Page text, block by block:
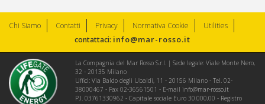
Chi Siamo Contatti Privacy Normativa Cookie
Utilities
contattaci: info@mar-rosso.it
La Compagnia del Mar Rosso S.r.l. | Sede legale: Viale Monte Nero,
32 - 20135 Milano
Uffici: Via Baldo degli Ubaldi, 11 - 20156 Milano - Tel. 02-
38000467 - Fax 02-36561501 - E-mail info@mar-rosso.it
P.I. 03761330962 - Capitale sociale Euro 30.000,00 - Registro